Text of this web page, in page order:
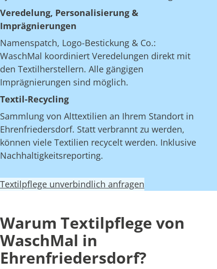
Veredelung, Personalisierung &
Imprägnierungen
Namenspatch, Logo-Bestickung & Co.:
WaschMal koordiniert Veredelungen direkt mit
den Textilherstellern. Alle gängigen
Imprägnierungen sind möglich.
Textil-Recycling
Sammlung von Alttextilien an Ihrem Standort in
Ehrenfriedersdorf. Statt verbrannt zu werden,
können viele Textilien recycelt werden. Inklusive
Nachhaltigkeitsreporting.
Textilpflege unverbindlich anfragen
Warum Textilpflege von
WaschMal in
Ehrenfriedersdorf?